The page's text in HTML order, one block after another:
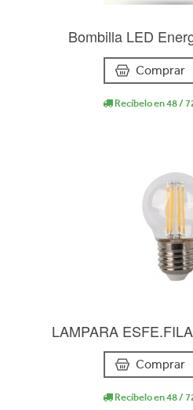
Bombilla LED
Comprar
Recíbelo en 48 /
LAMPARA
Comprar
Recíbelo en 48 /